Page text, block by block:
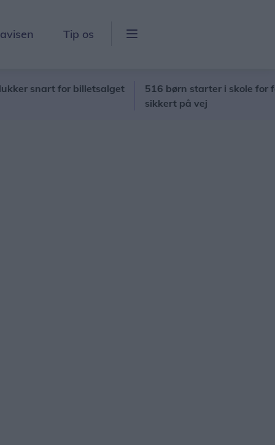
Tip os
for billetsalget
516 børn starter i skole for første
sikkert på vej